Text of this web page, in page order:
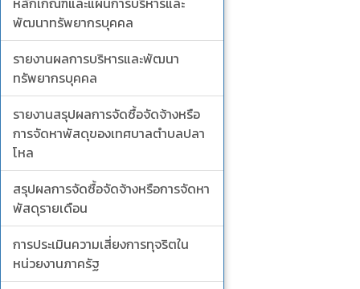
พัฒนาทรัพยากรบุคคล
รายงานผลการบริหารและพัฒนา
ทรัพยากรบุคคล
รายงานสรุปผลการจัดซื้อจัดจ้างหรือ
การจัดหาพัสดุของเทศบาลตำบลปลา
โหล
สรุปผลการจัดซื้อจัดจ้างหรือการจัดหา
พัสดุรายเดือน
การประเมินความเสี่ยงการทุจริตใน
หน่วยงานภาครัฐ